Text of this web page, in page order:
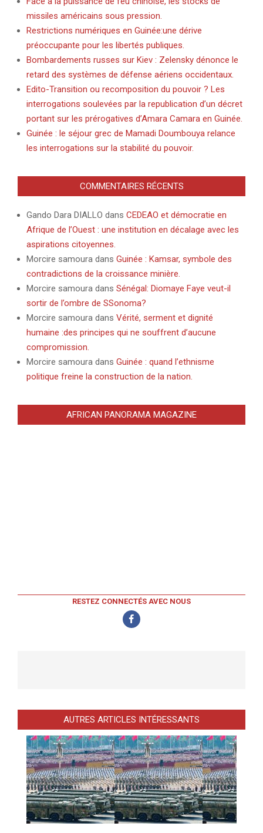
missiles américains sous pression.
Restrictions numériques en Guinée:une dérive
préoccupante pour les libertés publiques.
Bombardements russes sur Kiev : Zelensky dénonce le
retard des systèmes de défense aériens occidentaux.
Edito-Transition ou recomposition du pouvoir ? Les
interrogations soulevées par la republication d’un décret
portant sur les prérogatives d’Amara Camara en Guinée.
Guinée : le séjour grec de Mamadi Doumbouya relance
les interrogations sur la stabilité du pouvoir.
COMMENTAIRES RÉCENTS
Gando Dara DIALLO dans CEDEAO et démocratie en
Afrique de l’Ouest : une institution en décalage avec les
aspirations citoyennes.
Morcire samoura dans Guinée : Kamsar, symbole des
contradictions de la croissance minière.
Morcire samoura dans Sénégal: Diomaye Faye veut-il
sortir de l’ombre de SSonoma?
Morcire samoura dans Vérité, serment et dignité
humaine :des principes qui ne souffrent d’aucune
compromission.
Morcire samoura dans Guinée : quand l’ethnisme
politique freine la construction de la nation.
AFRICAN PANORAMA MAGAZINE
RESTEZ CONNECTÉS AVEC NOUS
AUTRES ARTICLES INTÉRESSANTS